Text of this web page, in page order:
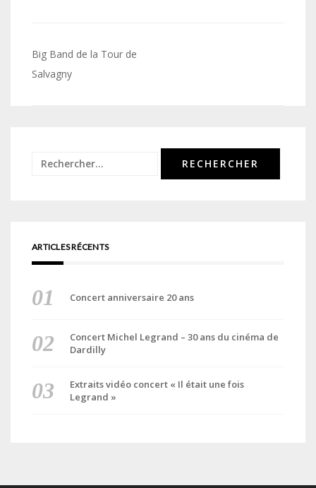
Navigation
de
Big Band de la Tour de
Salvagny
Rechercher :
ARTICLES RÉCENTS
Concert anniversaire 20 ans
Concert Michel Legrand – 30 ans du cinéma de
Dardilly
Extraits vidéo concert « Il était une fois
Legrand »